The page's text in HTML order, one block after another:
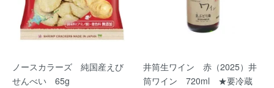
ノースカラーズ 純国産えび
せんべい 65g
井筒生ワイン 赤（2025）井
筒ワイン 720ml ★要冷蔵